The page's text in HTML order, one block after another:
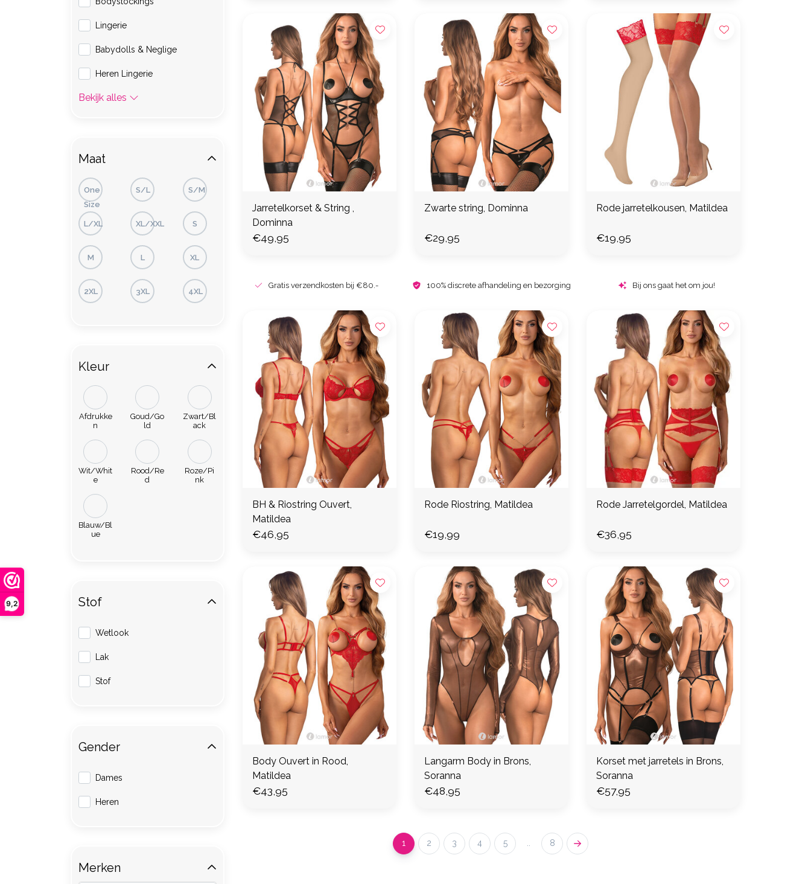
9,2
Jarretelkorset & String ,
Dominna
€49,95
Zwarte string, Dominna
€29,95
Rode jarretelkousen, Matildea
€19,95
Gratis verzendkosten bij €80.- 100% discrete afhandeling en bezorging Bij ons gaat het om jou!
BH & Riostring Ouvert,
Matildea
€46,95
Rode Riostring, Matildea
€19,99
Rode Jarretelgordel, Matildea
€36,95
Body Ouvert in Rood,
Matildea
€43,95
Langarm Body in Brons,
Soranna
€48,95
Korset met jarretels in Brons,
Soranna
€57,95
1 2 3 4 5 .. 8
Lingerie
Babydolls & Neglige
Heren Lingerie
Bekijk alles
Maat
One
Size
S/L S/M
L/XL XL/XXL S
M L XL
2XL 3XL 4XL
Kleur
Afdrukke
n
Goud/Go
ld
Zwart/Bl
ack
Wit/Whit
e
Rood/Re
d
Roze/Pi
nk
Blauw/Bl
ue
Stof
Wetlook
Lak
Stof
Gender
Dames
Heren
Merken